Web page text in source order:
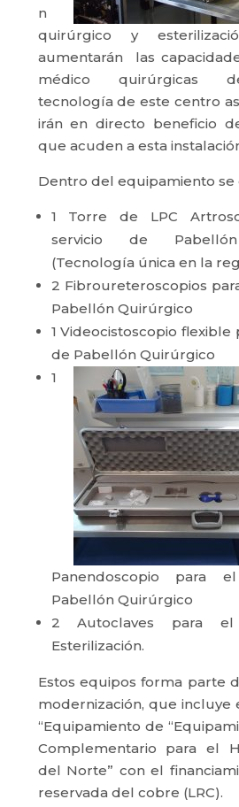
n
quirúrgico y
aumentarán las
médico quirúrgicas
tecnología de este centro
irán en directo beneficio
que acuden a esta
Dentro del equipamiento se
1 Torre de LPC
servicio de
(Tecnología única en la
2 Fibroureteroscopios
Pabellón Quirúrgico
1 Videocistoscopio flexible
de Pabellón Quirúrgico
1
Panendoscopio para
Pabellón Quirúrgico
2 Autoclaves para
Esterilización.
Estos equipos forma parte
modernización, que incluye
“Equipamiento de
Complementario para el
del Norte” con el
reservada del cobre (LRC).